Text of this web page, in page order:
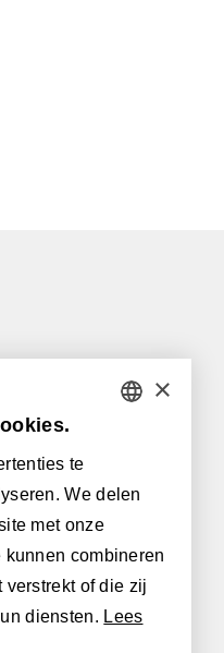
GERMAN
×
te
We delen
met onze
combineren
verstrekt of die zij
diensten. Lees